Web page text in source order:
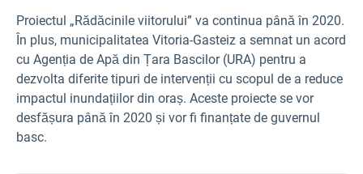
Proiectul „Rădăcinile viitorului” va continua până în 2020.
În plus, municipalitatea Vitoria-Gasteiz a semnat un acord
cu Agenția de Apă din Țara Bascilor (URA) pentru a
dezvolta diferite tipuri de intervenții cu scopul de a reduce
impactul inundațiilor din oraș. Aceste proiecte se vor
desfășura până în 2020 și vor fi finanțate de guvernul
basc.